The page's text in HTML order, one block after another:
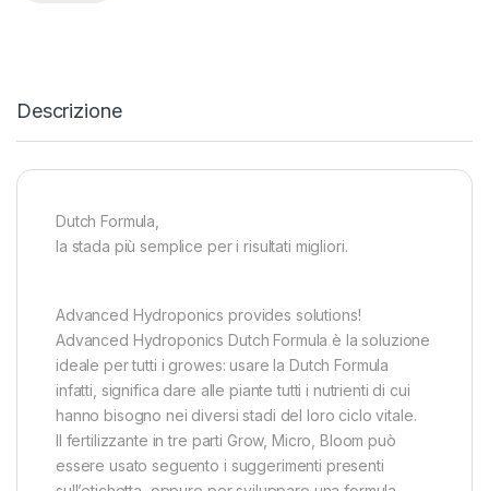
Descrizione
Dutch Formula,
la stada più semplice per i risultati migliori.
Advanced Hydroponics provides solutions!
Advanced Hydroponics Dutch Formula è la soluzione
ideale per tutti i growes: usare la Dutch Formula
infatti, significa dare alle piante tutti i nutrienti di cui
hanno bisogno nei diversi stadi del loro ciclo vitale.
Il fertilizzante in tre parti Grow, Micro, Bloom può
essere usato seguento i suggerimenti presenti